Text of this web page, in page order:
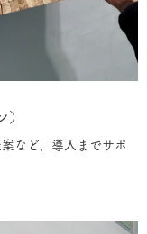
）
など、導入までサポ